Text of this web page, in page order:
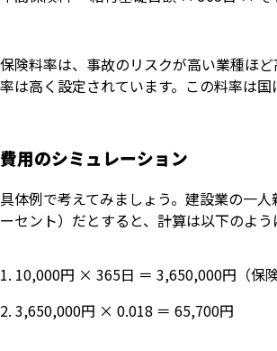
保険料率は、事故のリスクが高い業種ほ
率は高く設定されています。この料率は
費用のシミュレーション
具体例で考えてみましょう。建設業の一
ーセント）だとすると、計算は以下のよう
10,000円 × 365日 ＝ 3,650,000円（保険
3,650,000円 × 0.018 ＝ 65,700円